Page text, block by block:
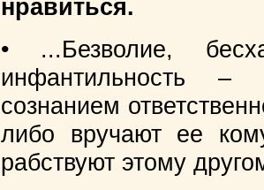
нравиться.
• ...Безволие,
инфантильность –
сознанием
либо вручают ее
рабствуют этому